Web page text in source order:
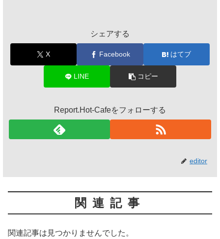
シェアする
X Facebook はてブ
LINE コピー
Report.Hot-Cafeをフォローする
editor
関連記事
関連記事は見つかりませんでした。